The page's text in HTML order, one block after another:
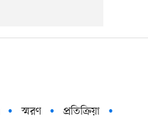
স্মরণ
প্রতিক্রিয়া